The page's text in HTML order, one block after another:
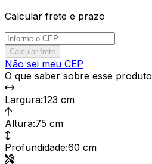
Calcular frete e prazo
Calcular frete
Não sei meu CEP
O que saber sobre esse produto
Largura:123 cm
Altura:75 cm
Profundidade:60 cm